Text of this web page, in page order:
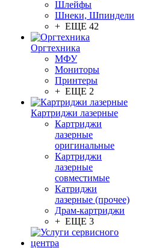
Шлейфы
Шнеки, Шпиндели
+ ЕЩЕ 42
Оргтехника
МФУ
Мониторы
Принтеры
+ ЕЩЕ 2
Картриджи лазерные
Картриджи
лазерные
оригинальные
Картриджи
лазерные
совместимые
Катриджи
лазерные (прочее)
Драм-картриджи
+ ЕЩЕ 3